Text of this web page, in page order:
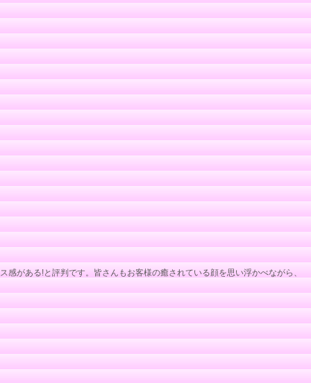
がある!と評判です。皆さんもお客様の癒されている顔を思い浮かべながら、